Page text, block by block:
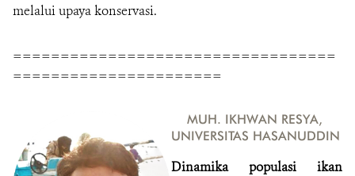
melalui upaya konservasi.
==================================
======================
MUH. IKHWAN RESYA,
UNIVERSITAS HASANUDDIN
Dinamika populasi ikan